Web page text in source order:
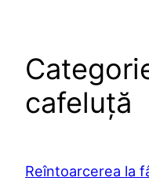
cafeluță
Reîntoarcerea la